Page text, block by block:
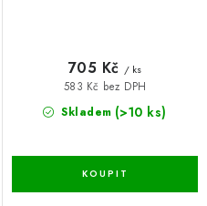
Skladem (>10 ks)
583 Kč bez DPH
705 Kč / ks